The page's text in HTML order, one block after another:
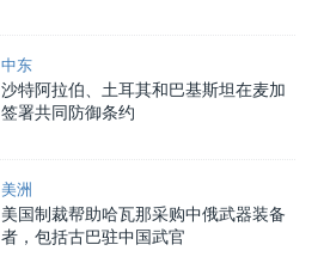
中东
沙特阿拉伯、土耳其和巴基斯坦在麦加
签署共同防御条约
美洲
美国制裁帮助哈瓦那采购中俄武器装备
者，包括古巴驻中国武官